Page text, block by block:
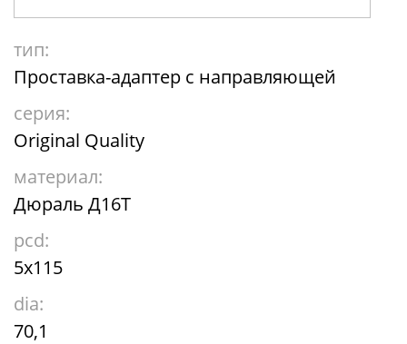
тип:
Проставка-адаптер с направляющей
серия:
Original Quality
материал:
Дюраль Д16Т
pcd:
5x115
dia:
70,1